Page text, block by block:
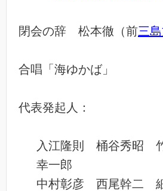
閉会の辞 松本徹（前三
合唱「海ゆかば」
代表発起人：
入江隆則 桶谷秀昭
幸一郎
中村彰彦 西尾幹二